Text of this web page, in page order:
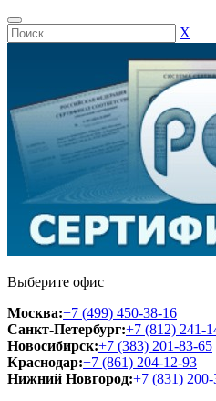
Х
Выберите офис
Москва:+7 (499) 450-38-16
Санкт-Петербург:+7 (812) 241-
Новосибирск:+7 (383) 201-83-65
Краснодар:+7 (861) 204-12-93
Нижний Новгород:+7 (831)